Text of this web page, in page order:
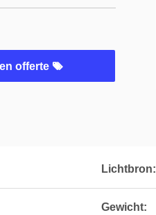
offerte
Lichtbron:
Gewicht: